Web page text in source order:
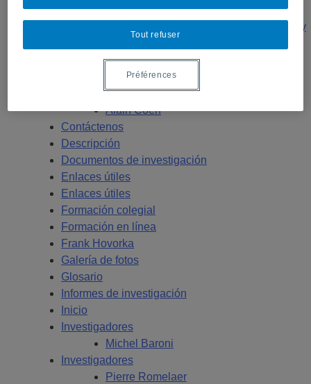
Carreras inmobiliarias – Vídeos cortos
Carreras inmobiliarias – Vídeos de conferencias y
Colaboradores
Michel Baroni
Alain Coën
Contáctenos
Descripción
Documentos de investigación
Enlaces útiles
Enlaces útiles
Formación colegial
Formación en línea
Frank Hovorka
Galería de fotos
Glosario
Informes de investigación
Inicio
Investigadores
Michel Baroni
Investigadores
Pierre Romelaer
Tout refuser
Préférences